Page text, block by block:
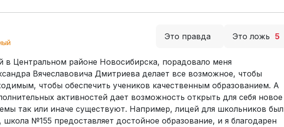
Это правда Это ложь 5
Центральном районе Новосибирска, порадовало меня
Вячеславовича Дмитриева делает все возможное, чтобы
чтобы обеспечить учеников качественным образованием. А
активностей дает возможность открыть для себя новое
так или иначе существуют. Например, лицей для школьников был
№155 предоставляет достойное образование, и я благодарен